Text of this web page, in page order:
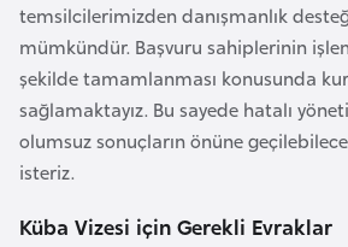
temsilcilerimizden danışmanlık
mümkündür. Başvuru sahiplerinin
şekilde tamamlanması konusunda
sağlamaktayız. Bu sayede hatalı
olumsuz sonuçların önüne
isteriz.
Küba Vizesi için Gerekli Evraklar
e
k
C
u
u